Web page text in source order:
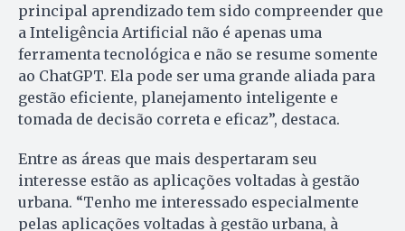
principal aprendizado tem sido compreender que
a Inteligência Artificial não é apenas uma
ferramenta tecnológica e não se resume somente
ao ChatGPT. Ela pode ser uma grande aliada para
gestão eficiente, planejamento inteligente e
tomada de decisão correta e eficaz”, destaca.
Entre as áreas que mais despertaram seu
interesse estão as aplicações voltadas à gestão
urbana. “Tenho me interessado especialmente
pelas aplicações voltadas à gestão urbana, à